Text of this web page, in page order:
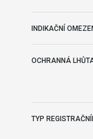
INDIKAČNÍ
OCHRANNÁ
TYP